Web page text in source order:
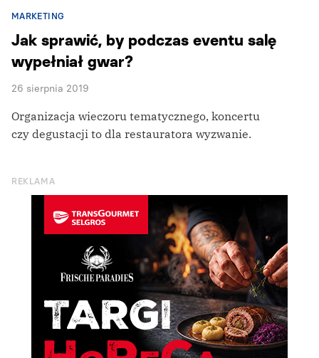
MARKETING
Jak sprawić, by podczas eventu salę
wypełniał gwar?
26 sierpnia 2019
Organizacja wieczoru tematycznego, koncertu
czy degustacji to dla restauratora wyzwanie.
REKLAMA